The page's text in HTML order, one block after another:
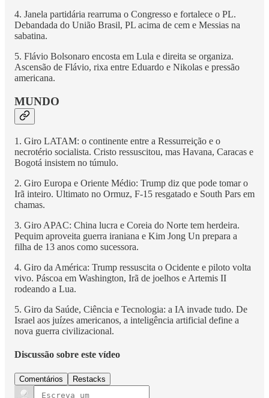
4. Janela partidária rearruma o Congresso e fortalece o PL.
Debandada do União Brasil, PL acima de cem e Messias na
sabatina.
5. Flávio Bolsonaro encosta em Lula e direita se organiza.
Ascensão de Flávio, rixa entre Eduardo e Nikolas e pressão
americana.
MUNDO
1. Giro LATAM: o continente entre a Ressurreição e o
necrotério socialista. Cristo ressuscitou, mas Havana, Caracas e
Bogotá insistem no túmulo.
2. Giro Europa e Oriente Médio: Trump diz que pode tomar o
Irã inteiro. Ultimato no Ormuz, F-15 resgatado e South Pars em
chamas.
3. Giro APAC: China lucra e Coreia do Norte tem herdeira.
Pequim aproveita guerra iraniana e Kim Jong Un prepara a
filha de 13 anos como sucessora.
4. Giro da América: Trump ressuscita o Ocidente e piloto volta
vivo. Páscoa em Washington, Irã de joelhos e Artemis II
rodeando a Lua.
5. Giro da Saúde, Ciência e Tecnologia: a IA invade tudo. De
Israel aos juízes americanos, a inteligência artificial define a
nova guerra civilizacional.
Discussão sobre este vídeo
Comentários Restacks